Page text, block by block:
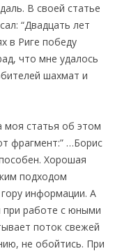
В своей статье
“Двадцать лет
в Риге победу
что мне удалось
шахмат и
моя статья об этом
фрагмент:” …Борис
Хорошая
подходом
информации. А
при работе с юными
поток свежей
не обойтись. При